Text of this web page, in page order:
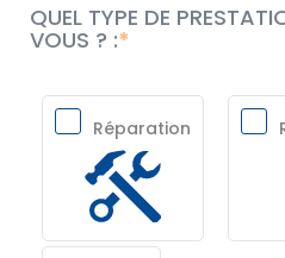
QUEL TYPE DE
VOUS ? :
Réparation